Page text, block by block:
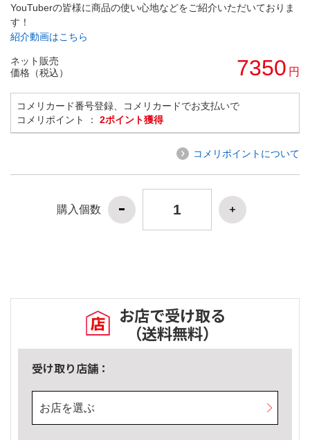
YouTuberの皆様に商品の使い心地などをご紹介いただいておりま
す！
紹介動画はこちら
ネット販売
価格（税込）
7350 円
コメリカード番号登録、コメリカードでお支払いで
コメリポイント ： 2ポイント獲得
コメリポイントについて
購入個数
お店で受け取る
（送料無料）
受け取り店舗：
お店を選ぶ